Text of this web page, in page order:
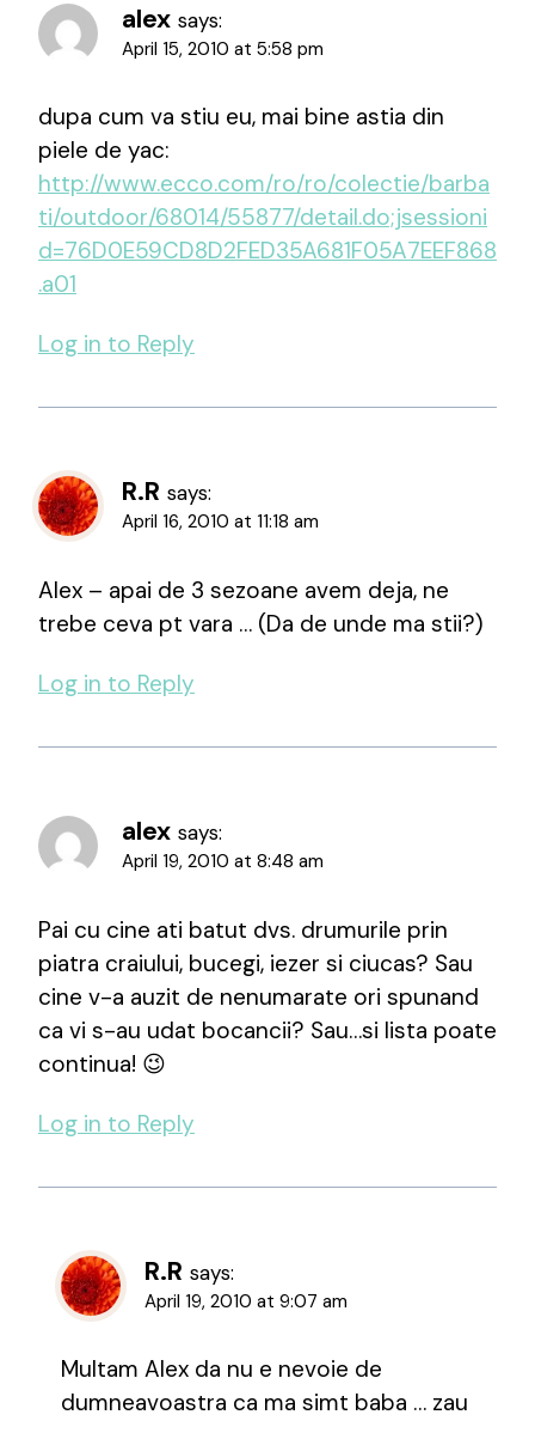
alex says:
April 15, 2010 at 5:58 pm
dupa cum va stiu eu, mai bine astia din
piele de yac:
http://www.ecco.com/ro/ro/colectie/barba
ti/outdoor/68014/55877/detail.do;jsessioni
d=76D0E59CD8D2FED35A681F05A7EEF868
.a01
Log in to Reply
R.R says:
April 16, 2010 at 11:18 am
Alex – apai de 3 sezoane avem deja, ne
trebe ceva pt vara … (Da de unde ma stii?)
Log in to Reply
alex says:
April 19, 2010 at 8:48 am
Pai cu cine ati batut dvs. drumurile prin
piatra craiului, bucegi, iezer si ciucas? Sau
cine v-a auzit de nenumarate ori spunand
ca vi s-au udat bocancii? Sau…si lista poate
continua! 😉
Log in to Reply
R.R says:
April 19, 2010 at 9:07 am
Multam Alex da nu e nevoie de
dumneavoastra ca ma simt baba … zau